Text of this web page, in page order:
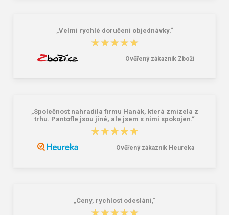
„Velmi rychlé doručení objednávky.“
★★★★★
★★★★★
Ověřený zákazník Zboží
„Společnost nahradila firmu Hanák, která zmizela z
trhu. Pantofle jsou jiné, ale jsem s nimi spokojen.“
★★★★★
★★★★★
Ověřený zákazník Heureka
„Ceny, rychlost odeslání,“